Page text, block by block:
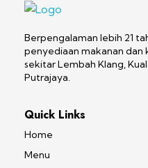
Berpengalaman lebih 21
penyediaan makanan
sekitar Lembah Klang,
Putrajaya.
Quick Links
Home
Menu